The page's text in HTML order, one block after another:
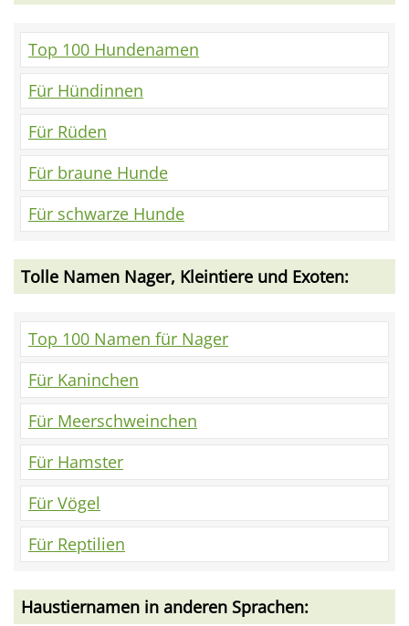
Top 100 Hundenamen
Für Hündinnen
Für Rüden
Für braune Hunde
Für schwarze Hunde
Tolle Namen Nager, Kleintiere und Exoten:
Top 100 Namen für Nager
Für Kaninchen
Für Meerschweinchen
Für Hamster
Für Vögel
Für Reptilien
Haustiernamen in anderen Sprachen: